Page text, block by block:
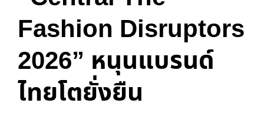
Fashion Disruptors
2026” หนุนแบรนด์
ไทยโตยั่งยืน